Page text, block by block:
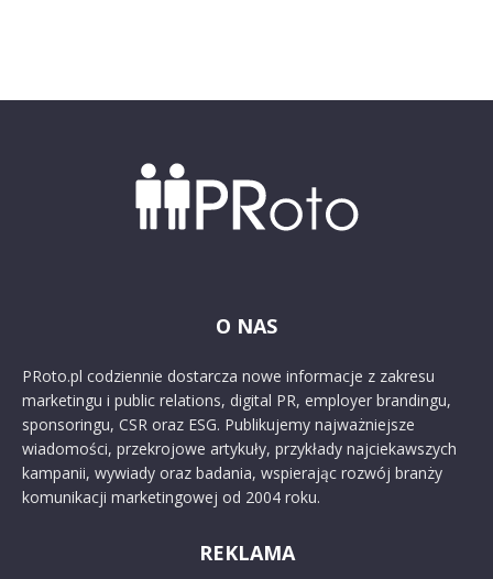
O NAS
PRoto.pl codziennie dostarcza nowe informacje z zakresu
marketingu i public relations, digital PR, employer brandingu,
sponsoringu, CSR oraz ESG. Publikujemy najważniejsze
wiadomości, przekrojowe artykuły, przykłady najciekawszych
kampanii, wywiady oraz badania, wspierając rozwój branży
komunikacji marketingowej od 2004 roku.
REKLAMA